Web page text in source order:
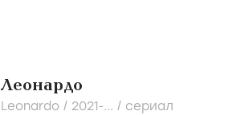
Леонардо
Leonardo / 2021-... / сериал